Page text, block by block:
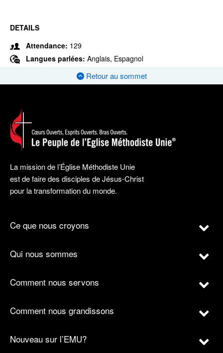
DETAILS
Attendance: 129
Langues parlées: Anglais, Espagnol
Retour au sommet
La mission de l’Église Méthodiste Unie
est de faire des disciples de Jésus-Christ
pour la transformation du monde.
Ce que nous croyons
Qui nous sommes
Comment nous servons
Comment nous grandissons
Nouveau sur l’EMU?